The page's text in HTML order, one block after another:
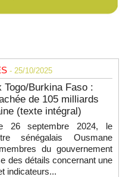
- 25/10/2025
Togo/Burkina Faso :
de 105 milliards
(texte intégral)
26 septembre 2024, le
sénégalais Ousmane
du gouvernement
des détails concernant une
indicateurs...